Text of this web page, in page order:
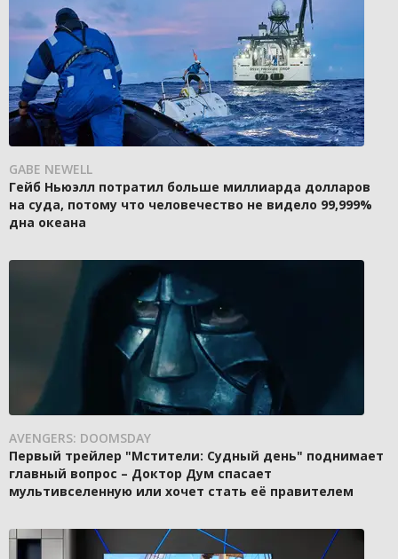
GABE NEWELL
Гейб Ньюэлл потратил больше миллиарда долларов
на суда, потому что человечество не видело 99,999%
дна океана
AVENGERS: DOOMSDAY
Первый трейлер "Мстители: Судный день" поднимает
главный вопрос – Доктор Дум спасает
мультивселенную или хочет стать её правителем